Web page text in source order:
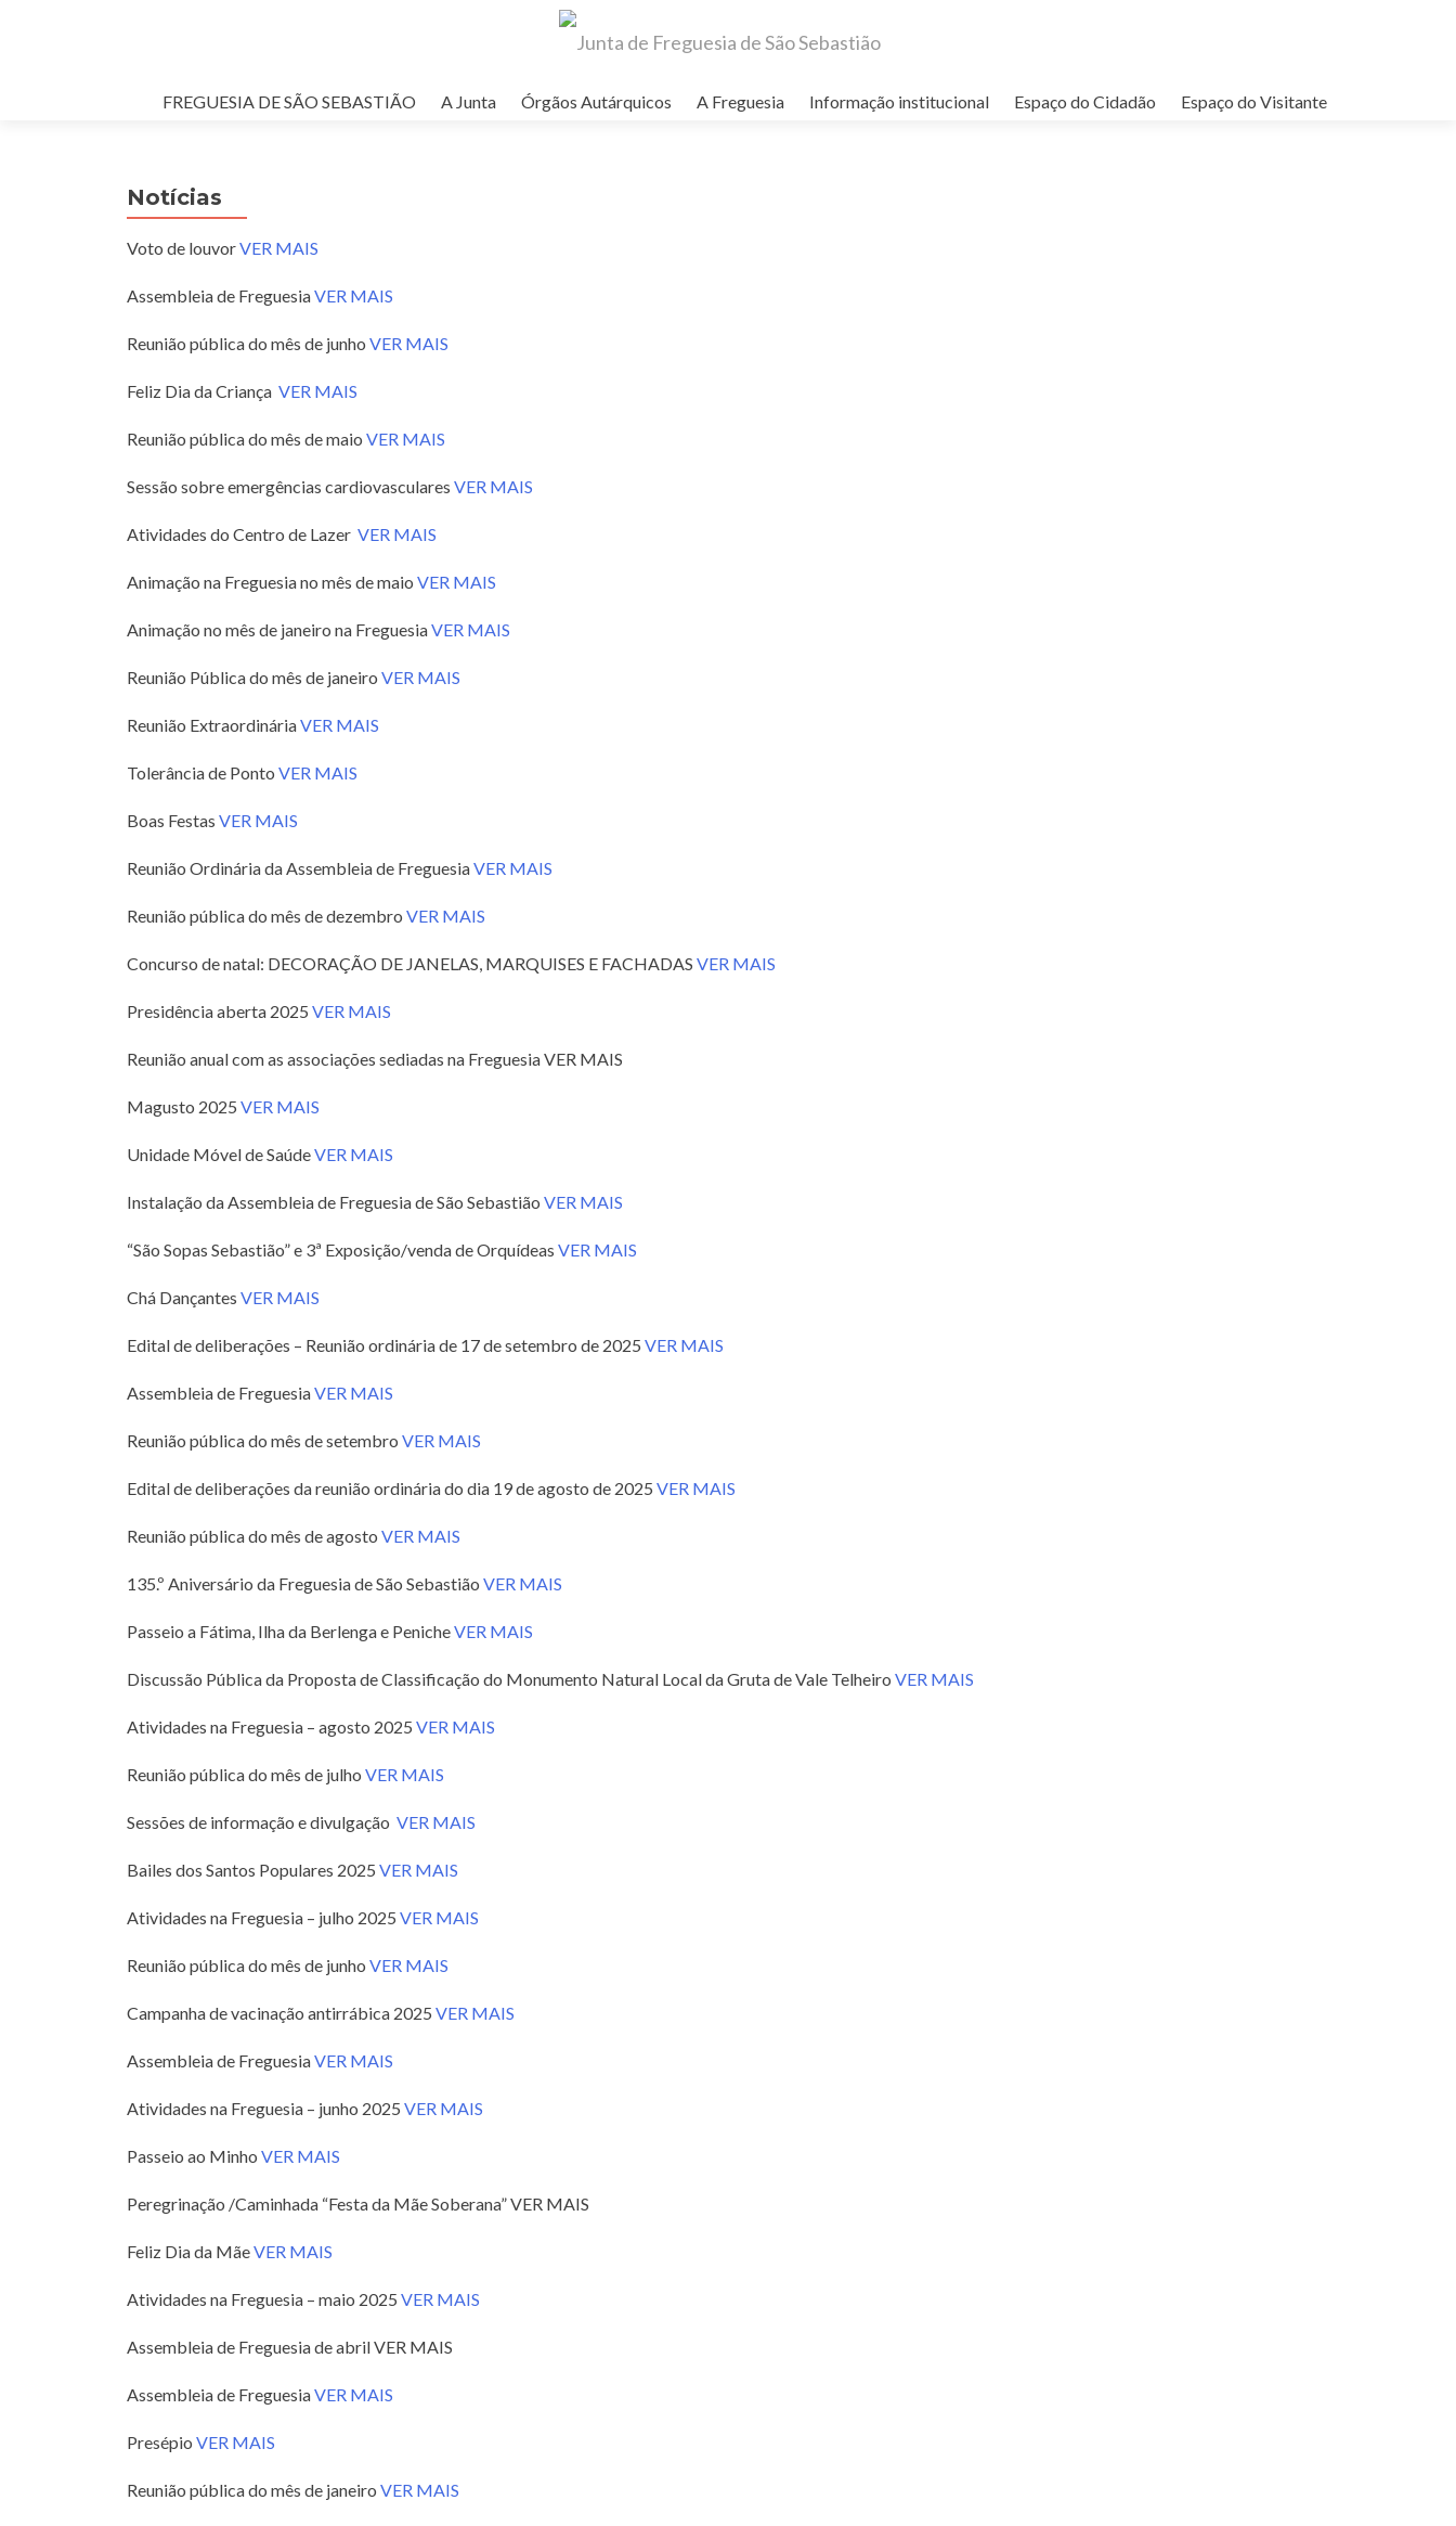
FREGUESIA DE SÃO SEBASTIÃO A Junta Órgãos Autárquicos A Freguesia Informação institucional Espaço do Cidadão Espaço do Visitante
Notícias
Voto de louvorVER MAIS
Assembleia de FreguesiaVER MAIS
Reunião pública do mês de junho VER MAIS
Feliz Dia da Criança VER MAIS
Reunião pública do mês de maio VER MAIS
Sessão sobre emergências cardiovasculares VER MAIS
Atividades do Centro de Lazer VER MAIS
Animação na Freguesia no mês de maio VER MAIS
Animação no mês de janeiro na FreguesiaVER MAIS
Reunião Pública do mês de janeiro VER MAIS
Reunião ExtraordináriaVER MAIS
Tolerância de Ponto VER MAIS
Boas Festas VER MAIS
Reunião Ordinária da Assembleia de FreguesiaVER MAIS
Reunião pública do mês de dezembro VER MAIS
Concurso de natal: DECORAÇÃO DE JANELAS, MARQUISES E FACHADAS VER MAIS
Presidência aberta 2025 VER MAIS
Reunião anual com as associações sediadas na Freguesia VER MAIS
Magusto 2025 VER MAIS
Unidade Móvel de SaúdeVER MAIS
Instalação da Assembleia de Freguesia de São Sebastião VER MAIS
“São Sopas Sebastião” e 3ª Exposição/venda de Orquídeas VER MAIS
Chá Dançantes VER MAIS
Edital de deliberações – Reunião ordinária de 17 de setembro de 2025 VER MAIS
Assembleia de FreguesiaVER MAIS
Reunião pública do mês de setembro VER MAIS
Edital de deliberações da reunião ordinária do dia 19 de agosto de 2025 VER MAIS
Reunião pública do mês de agosto VER MAIS
135.º Aniversário da Freguesia de São Sebastião VER MAIS
Passeio a Fátima, Ilha da Berlenga e PenicheVER MAIS
Discussão Pública da Proposta de Classificação do Monumento Natural Local da Gruta de Vale Telheiro VER MAIS
Atividades na Freguesia – agosto 2025 VER MAIS
Reunião pública do mês de julho VER MAIS
Sessões de informação e divulgação VER MAIS
Bailes dos Santos Populares 2025 VER MAIS
Atividades na Freguesia – julho 2025 VER MAIS
Reunião pública do mês de junho VER MAIS
Campanha de vacinação antirrábica 2025 VER MAIS
Assembleia de FreguesiaVER MAIS
Atividades na Freguesia – junho 2025 VER MAIS
Passeio ao Minho VER MAIS
Peregrinação /Caminhada “Festa da Mãe Soberana” VER MAIS
Feliz Dia da MãeVER MAIS
Atividades na Freguesia – maio 2025 VER MAIS
Assembleia de Freguesia de abril VER MAIS
Assembleia de FreguesiaVER MAIS
Presépio VER MAIS
Reunião pública do mês de janeiro VER MAIS